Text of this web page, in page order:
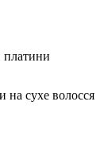
платини
на сухе волосся